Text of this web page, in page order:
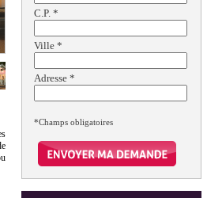
C.P. *
Ville *
Adresse *
*Champs obligatoires